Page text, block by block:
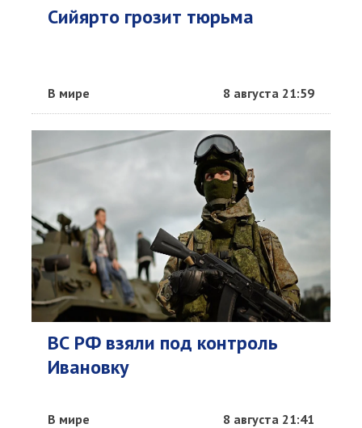
Сийярто грозит тюрьма
В мире 8 августа 21:59
ВС РФ взяли под контроль
Ивановку
В мире 8 августа 21:41